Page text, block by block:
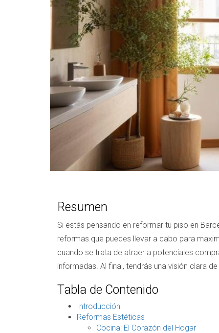
Resumen
Si estás pensando en reformar tu piso en
reformas que puedes llevar a cabo para
cuando se trata de atraer a potenciales
informadas. Al final, tendrás una visión clara
Tabla de Contenido
Introducción
Reformas Estéticas
Cocina: El Corazón del Hogar